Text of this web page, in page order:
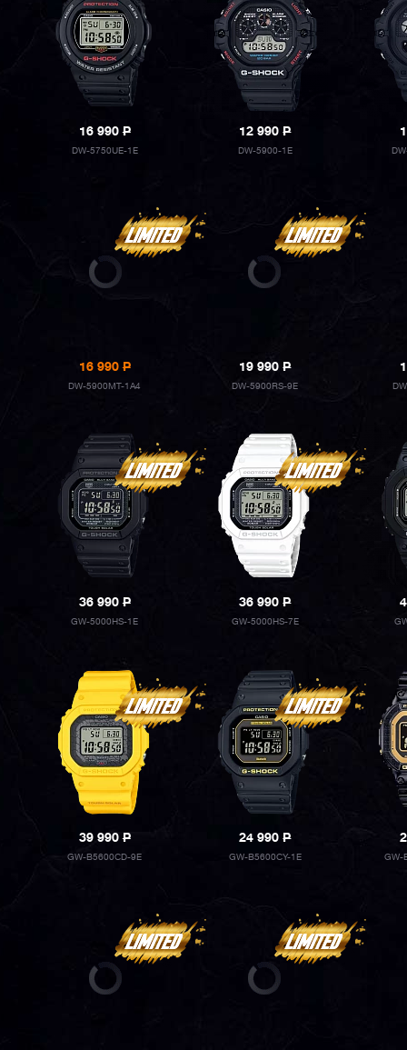
16 990P
DW-5750UE-1E
12 990P
DW-5900-1E
16 990P
DW-5900MT-1A4
19 990P
DW-5900RS-9E
36 990P
GW-5000HS-1E
36 990P
GW-5000HS-7E
39 990P
GW-B5600CD-9E
24 990P
GW-B5600CY-1E GW-